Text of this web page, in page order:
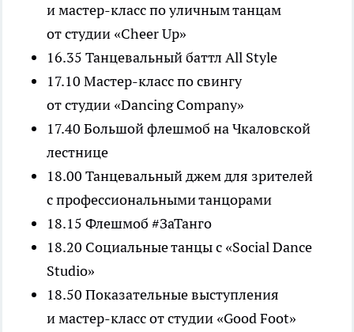
и мастер-класс по уличным танцам
от студии «Cheer Up»
16.35 Танцевальный баттл All Style
17.10 Мастер-класс по свингу
от студии «Dancing Company»
17.40 Большой флешмоб на Чкаловской
лестнице
18.00 Танцевальный джем для зрителей
с профессиональными танцорами
18.15 Флешмоб #ЗаТанго
18.20 Социальные танцы с «Social Dance
Studio»
18.50 Показательные выступления
и мастер-класс от студии «Good Foot»